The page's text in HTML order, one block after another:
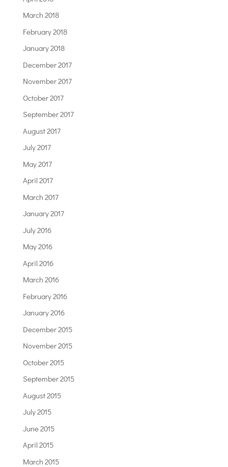
March 2018
February 2018
January 2018
December 2017
November 2017
October 2017
September 2017
August 2017
July 2017
May 2017
April 2017
March 2017
January 2017
July 2016
May 2016
April 2016
March 2016
February 2016
January 2016
December 2015
November 2015
October 2015
September 2015
August 2015
July 2015
June 2015
April 2015
March 2015